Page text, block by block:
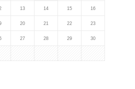
13 14 15 16
20 21 22 23
27 28 29 30